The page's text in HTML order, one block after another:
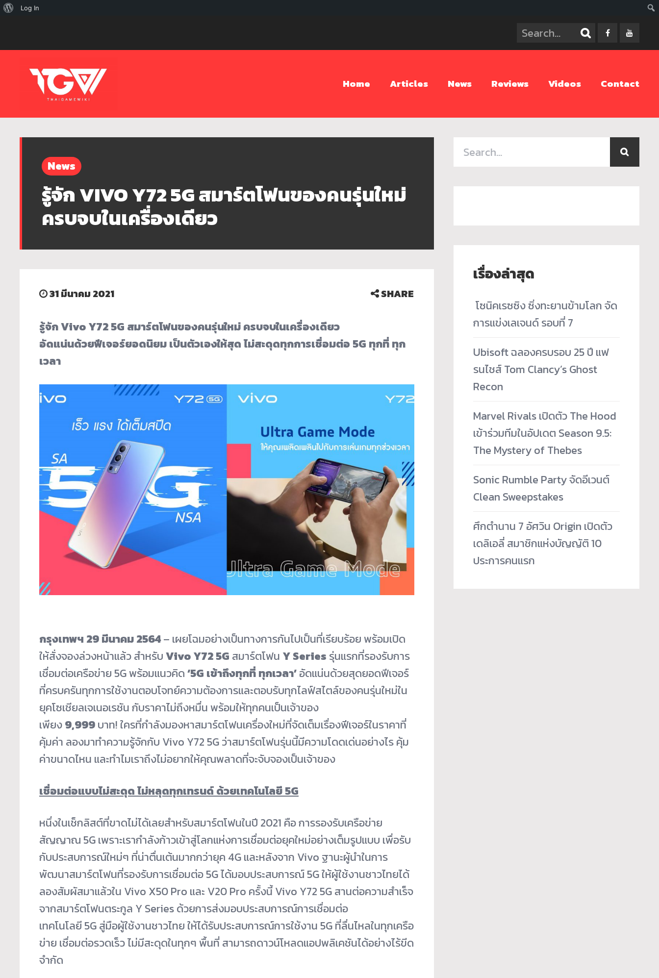
Home Articles News Reviews Videos Contact
News
รู้จัก VIVO Y72 5G สมาร์ตโฟนของคนรุ่นใหม่
ครบจบในเครื่องเดียว
31 มีนาคม 2021 SHARE
รู้จักVivo Y72 5G สมาร์ตโฟนของคนรุ่นใหม่ ครบจบในเครื่องเดียว
อัดแน่นด้วยฟีเจอร์ยอดนิยม เป็นตัวเองให้สุด ไม่สะดุดทุกการเชื่อมต่อ 5G ทุกที่ ทุก
เวลา
กรุงเทพฯ 29 มีนาคม 2564– เผยโฉมอย่างเป็นทางการกันไปเป็นที่เรียบร้อย พร้อมเปิด
ให้สั่งจองล่วงหน้าแล้ว สำหรับVivo Y72 5G สมาร์ตโฟน Y Series รุ่นแรกที่รองรับการ
เชื่อมต่อเครือข่าย 5G พร้อมแนวคิด‘5G เข้าถึงทุกที่ ทุกเวลา’อัดแน่นด้วยสุดยอดฟีเจอร์
ที่ครบครันทุกการใช้งานตอบโจทย์ความต้องการและตอบรับทุกไลฟ์สไตล์ของคนรุ่นใหม่ใน
ยุคโซเชียลเจเนอเรชัน กับราคาไม่ถึงหมื่น พร้อมให้ทุกคนเป็นเจ้าของ
เพียง9,999บาท! ใครที่กำลังมองหาสมาร์ตโฟนเครื่องใหม่ที่จัดเต็มเรื่องฟีเจอร์ในราคาที่
คุ้มค่า ลองมาทำความรู้จักกับ Vivo Y72 5G ว่าสมาร์ตโฟนรุ่นนี้มีความโดดเด่นอย่างไร คุ้ม
ค่าขนาดไหน และทำไมเราถึงไม่อยากให้คุณพลาดที่จะจับจองเป็นเจ้าของ
เชื่อมต่อแบบไม่สะดุด ไม่หลุดทุกเทรนด์ ด้วยเทคโนโลยี5G
หนึ่งในเช็กลิสต์ที่ขาดไม่ได้เลยสำหรับสมาร์ตโฟนในปี 2021 คือ การรองรับเครือข่าย
สัญญาณ 5G เพราะเรากำลังก้าวเข้าสู่โลกแห่งการเชื่อมต่อยุคใหม่อย่างเต็มรูปแบบ เพื่อรับ
กับประสบการณ์ใหม่ๆ ที่น่าตื่นเต้นมากกว่ายุค 4G และหลังจาก Vivo ฐานะผู้นำในการ
พัฒนาสมาร์ตโฟนที่รองรับการเชื่อมต่อ 5G ได้มอบประสบการณ์ 5G ให้ผู้ใช้งานชาวไทยได้
ลองสัมผัสมาแล้วใน Vivo X50 Pro และ V20 Pro ครั้งนี้ Vivo Y72 5G สานต่อความสำเร็จ
จากสมาร์ตโฟนตระกูล Y Series ด้วยการส่งมอบประสบการณ์การเชื่อมต่อ
เทคโนโลยี 5G สู่มือผู้ใช้งานชาวไทย ให้ได้รับประสบการณ์การใช้งาน 5G ที่ลื่นไหลในทุกเครือ
ข่าย เชื่อมต่อรวดเร็ว ไม่มีสะดุดในทุกๆ พื้นที่ สามารถดาวน์โหลดแอปพลิเคชันได้อย่างไร้ขีด
จำกัด
เรื่องล่าสุด
­ โซนิคเรซซิง ซิ่งทะยานข้ามโลก จัด
การแข่งเลเจนด์ รอบที่ 7
Ubisoft ฉลองครบรอบ 25 ปี แฟ
รนไชส์ Tom Clancy’s Ghost
Recon
Marvel Rivals เปิดตัว The Hood
เข้าร่วมทีมในอัปเดต Season 9.5:
The Mystery of Thebes
Sonic Rumble Party จัดอีเวนต์
Clean Sweepstakes
ศึกตำนาน 7 อัศวิน Origin เปิดตัว
เดลิเอลี่ สมาชิกแห่งบัญญัติ 10
ประการคนแรก
เกี่ยวLog In